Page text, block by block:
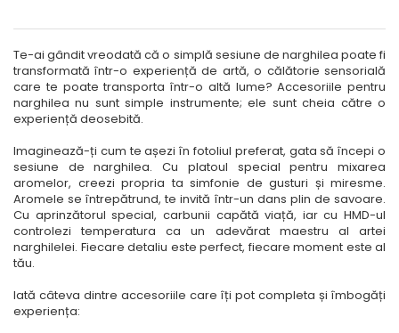
Te-ai gândit vreodată că o simplă sesiune de narghilea poate fi
transformată într-o experiență de artă, o călătorie sensorială
care te poate transporta într-o altă lume? Accesoriile pentru
narghilea nu sunt simple instrumente; ele sunt cheia către o
experiență deosebită.
Imaginează-ți cum te așezi în fotoliul preferat, gata să începi o
sesiune de narghilea. Cu platoul special pentru mixarea
aromelor, creezi propria ta simfonie de gusturi și miresme.
Aromele se întrepătrund, te invită într-un dans plin de savoare.
Cu aprinzătorul special, carbunii capătă viață, iar cu HMD-ul
controlezi temperatura ca un adevărat maestru al artei
narghilelei. Fiecare detaliu este perfect, fiecare moment este al
tău.
Iată câteva dintre accesoriile care îți pot completa și îmbogăți
experiența: